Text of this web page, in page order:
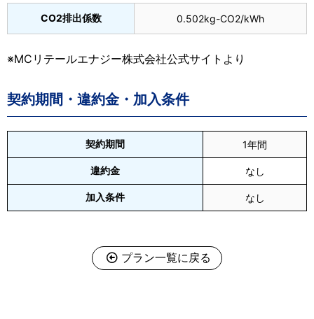
CO2排出係数 0.502kg-CO2/kWh
※MCリテールエナジー株式会社公式サイトより
契約期間・違約金・加入条件
契約期間 1年間
違約金 なし
加入条件 なし
プラン一覧に戻る